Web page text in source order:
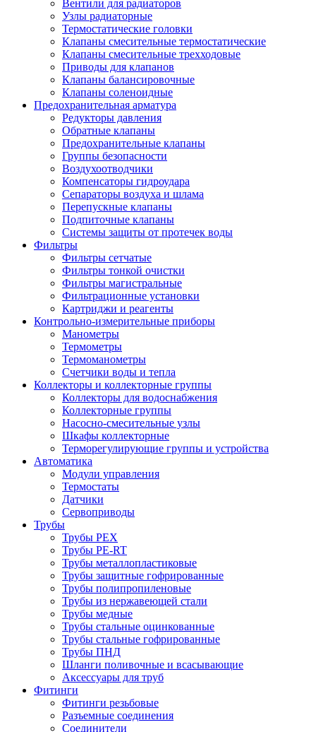
Вентили для радиаторов
Узлы радиаторные
Термостатические головки
Клапаны смесительные термостатические
Клапаны смесительные трехходовые
Приводы для клапанов
Клапаны балансировочные
Клапаны соленоидные
Предохранительная арматура
Редукторы давления
Обратные клапаны
Предохранительные клапаны
Группы безопасности
Воздухоотводчики
Компенсаторы гидроудара
Сепараторы воздуха и шлама
Перепускные клапаны
Подпиточные клапаны
Системы защиты от протечек воды
Фильтры
Фильтры сетчатые
Фильтры тонкой очистки
Фильтры магистральные
Фильтрационные установки
Картриджи и реагенты
Контрольно-измерительные приборы
Манометры
Термометры
Термоманометры
Счетчики воды и тепла
Коллекторы и коллекторные группы
Коллекторы для водоснабжения
Коллекторные группы
Насосно-смесительные узлы
Шкафы коллекторные
Терморегулирующие группы и устройства
Автоматика
Модули управления
Термостаты
Датчики
Сервоприводы
Трубы
Трубы PEX
Трубы PE-RT
Трубы металлопластиковые
Трубы защитные гофрированные
Трубы полипропиленовые
Трубы из нержавеющей стали
Трубы медные
Трубы стальные оцинкованные
Трубы стальные гофрированные
Трубы ПНД
Шланги поливочные и всасывающие
Аксессуары для труб
Фитинги
Фитинги резьбовые
Разъемные соединения
Соединители